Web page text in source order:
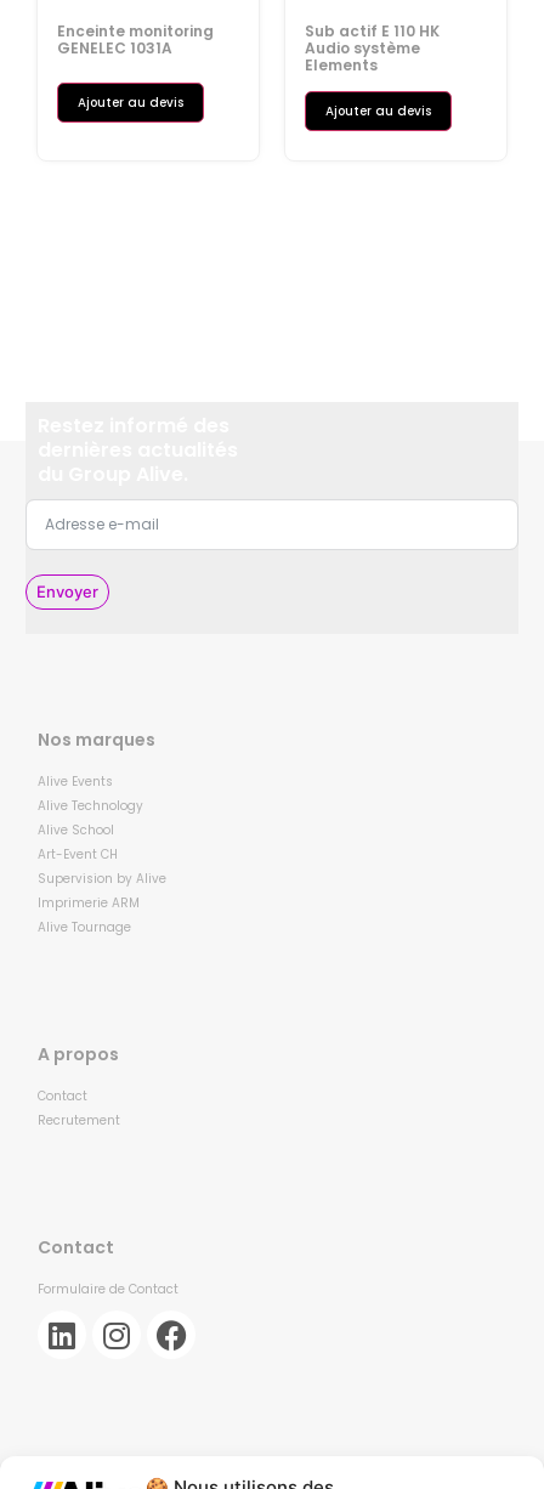
Enceinte monitoring
GENELEC 1031A
Ajouter au devis
Sub actif E 110 HK
Audio système
Elements
Ajouter au devis
Envoyer
Nos marques
Alive Events
Alive Technology
Alive School
Art-Event CH
Supervision by Alive
Imprimerie ARM
Alive Tournage
A propos
Contact
Recrutement
Contact
Formulaire de Contact